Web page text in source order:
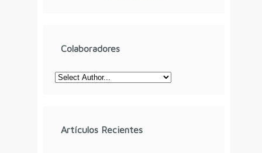
Colaboradores
Artículos Recientes